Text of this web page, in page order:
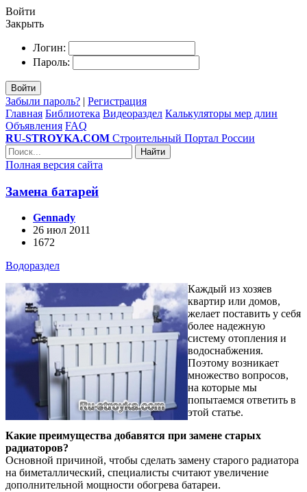
Войти
Закрыть
Логин:
Пароль:
Войти
Забыли пароль? | Регистрация
Главная Библиотека Видеораздел Калькуляторы мер длин
Объявления FAQ
RU-STROYKA.COM Строительный Портал России
Найти
Полная версия сайта
Замена батарей
Gennady
26 июл 2011
1672
Водораздел
Каждый из хозяев
квартир или домов,
желает поставить у себя
более надежную
систему отопления и
водоснабжения.
Поэтому возникает
множество вопросов,
на которые мы
попытаемся ответить в
этой статье.
Какие преимущества добавятся при замене старых
радиаторов?
Основной причиной, чтобы сделать замену старого радиатора
на биметаллический, специалисты считают увеличение
дополнительной мощности обогрева батареи.